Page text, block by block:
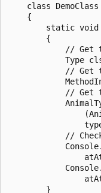
    class DemoClass
    {
static
        {
// Get
Type
// Get
// Get
//
        }